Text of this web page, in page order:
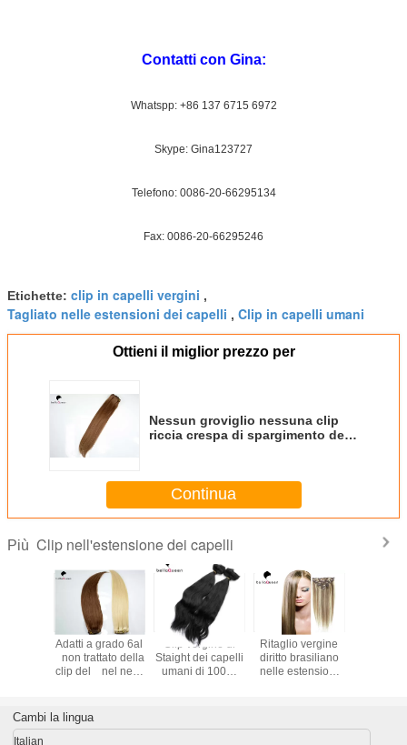
Contatti con Gina:
Whatspp: +86 137 6715 6972
Skype: Gina123727
Telefono: 0086-20-66295134
Fax: 0086-20-66295246
Etichette: clip in capelli vergini ,
Tagliato nelle estensioni dei capelli , Clip in capelli umani
Ottieni il miglior prezzo per
Nessun groviglio nessuna clip
riccia crespa di spargimento dei
Continua
Più Clip nell'estensione dei capelli
del ,
vergine
7a
Adatti a grado 6al
non trattato della
clip del nel nero
dei capelli
Clip vergine di
Staight dei capelli
umani di 100%
Ritaglio vergine
diritto brasiliano
nelle estensioni
Cambi la lingua
Italian